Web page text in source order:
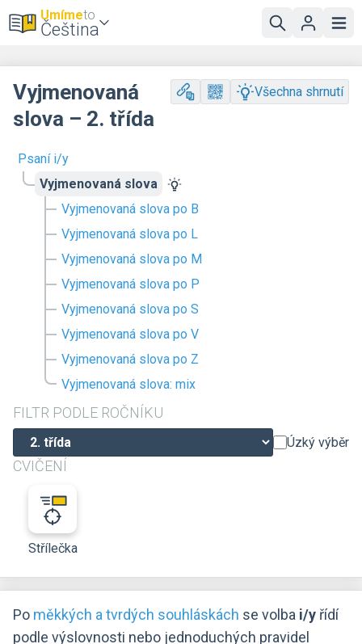
Umímeto
Čeština
Psaní i/y
Vyjmenovaná slova
Vyjmenovaná slova po B
Vyjmenovaná slova po L
Vyjmenovaná slova po M
Vyjmenovaná slova po P
Vyjmenovaná slova po S
Vyjmenovaná slova po V
Vyjmenovaná slova po Z
Vyjmenovaná slova: mix
FILTR PODLE ROČNÍKU
Úzký výběr
CVIČENÍ
Střílečka
Vyjmenovaná
slova – 2. třída
Všechna shrnutí
Po měkkých a tvrdých souhláskách se volba i/y řídí
podle výslovnosti nebo jednoduchých pravidel